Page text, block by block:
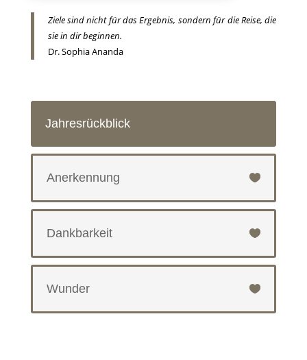
Ziele sind nicht für das Ergebnis, sondern für die Reise, die
sie in dir beginnen.
Dr. Sophia Ananda
Jahresrückblick
Anerkennung
Dankbarkeit
Wunder